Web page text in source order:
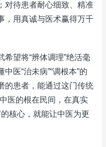
对待患者耐心细致、精准
，用真诚与医术赢得万千
望将“辨体调理”绝活毫
医“治未病”“调根本”的
的患者，能通过这门传统
医的根在民间，在真实
核心，就能让中医为更